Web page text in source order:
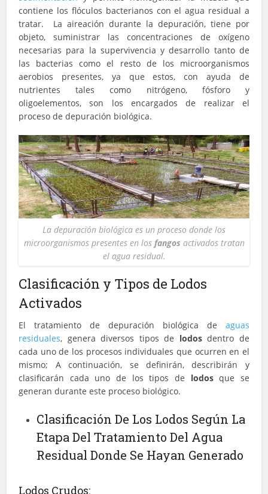
contiene los flóculos bacterianos con el agua residual a
tratar. La aireación durante la depuración, tiene por
objeto, suministrar las concentraciones de oxígeno
necesarias para la supervivencia y desarrollo tanto de
las bacterias como el resto de los microorganismos
aerobios presentes, ya que estos, con ayuda de
nutrientes tales como nitrógeno, fósforo y
oligoelementos, son los encargados de realizar el
proceso de depuración biológica.
La depuración biológica es un proceso donde los
microorganismos presentes en los fangos activados tratan
el agua residual.
Clasificación y Tipos de Lodos
Activados
El tratamiento de depuración biológica de aguas
residuales, genera diversos tipos de lodosdentro de
cada uno de los procesos individuales que ocurren en el
mismo; A continuación, se definirán, describirán y
clasificarán cada uno de los tipos de lodosque se
generan durante este proceso biológico.
Clasificación De Los Lodos Según La
Etapa Del Tratamiento Del Agua
Residual Donde Se Hayan Generado
Lodos Crudos: